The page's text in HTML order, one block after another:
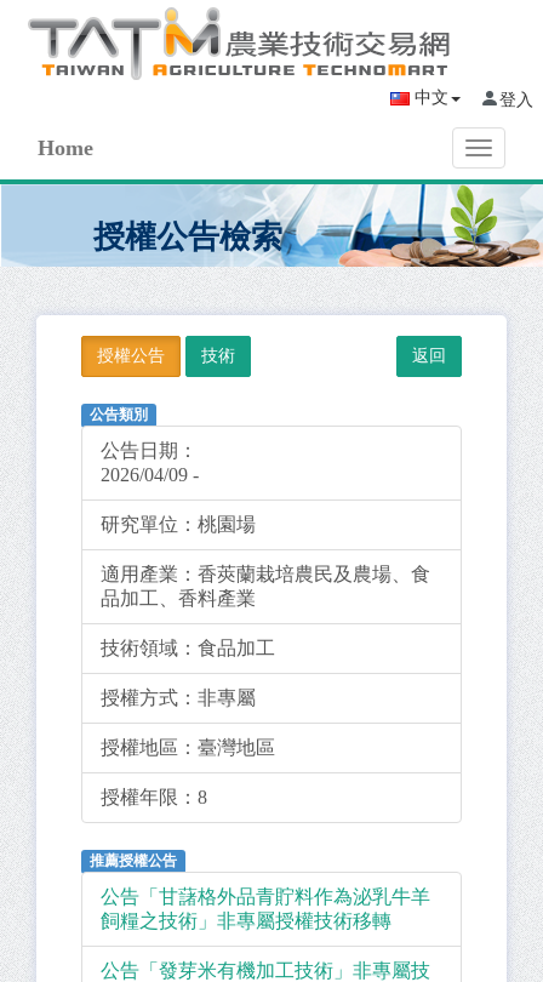
中文 登入
Toggle
Home
授權公告檢索
授權公告 技術
公告類別
公告日期：
2026/04/09 -
研究單位： 桃園場
適用產業： 香莢蘭栽培農民及農場、食
品加工、香料產業
技術領域： 食品加工
授權方式： 非專屬
授權地區： 臺灣地區
授權年限： 8
推薦授權公告
公告「甘藷格外品青貯料作為泌乳牛羊
飼糧之技術」非專屬授權技術移轉
公告「發芽米有機加工技術」非專屬技